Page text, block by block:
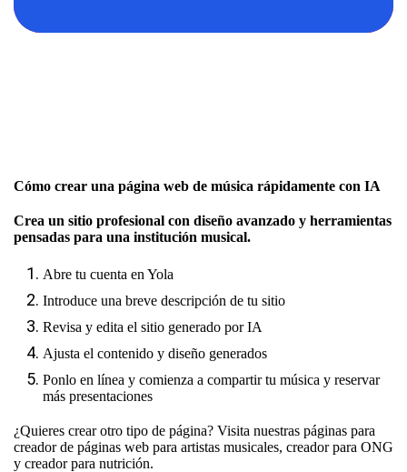
Cómo crear una página web de música rápidamente con IA
Crea un sitio profesional con diseño avanzado y herramientas
pensadas para una institución musical.
Abre tu cuenta en Yola
Introduce una breve descripción de tu sitio
Revisa y edita el sitio generado por IA
Ajusta el contenido y diseño generados
Ponlo en línea y comienza a compartir tu música y reservar
más presentaciones
¿Quieres crear otro tipo de página? Visita nuestras páginas para
creador de páginas web para artistas musicales, creador para ONG
y creador para nutrición.